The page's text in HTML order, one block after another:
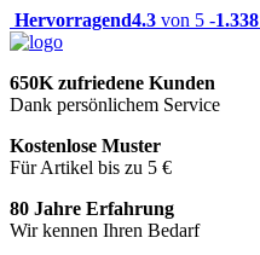
Hervorragend4.3 von 5 -1.338
650K zufriedene Kunden
Dank persönlichem Service
Kostenlose Muster
Für Artikel bis zu 5 €
80 Jahre Erfahrung
Wir kennen Ihren Bedarf